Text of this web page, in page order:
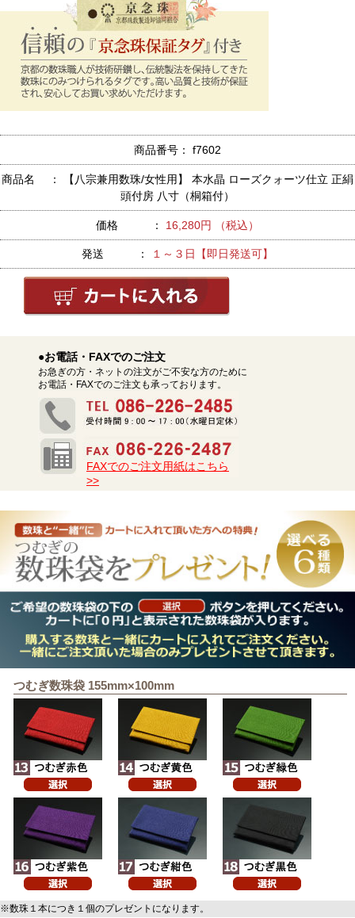
商品番号： f7602
商品名 ： 【八宗兼用数珠/女性用】 本水晶 ローズクォーツ仕立 正絹
頭付房 八寸（桐箱付）
価格 ： 16,280円 （税込）
発送 ： １～３日【即日発送可】
●お電話・FAXでのご注文
お急ぎの方・ネットの注文がご不安な方のために
お電話・FAXでのご注文も承っております。
FAXでのご注文用紙はこちら
>>
つむぎ数珠袋 155mm×100mm
※数珠１本につき１個のプレゼントになります。